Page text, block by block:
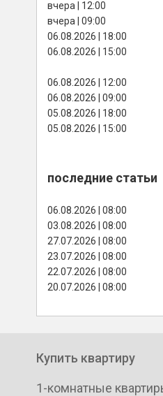
вчера | 12:00
вчера | 09:00
06.08.2026 | 18:00
06.08.2026 | 15:00
06.08.2026 | 12:00
06.08.2026 | 09:00
05.08.2026 | 18:00
05.08.2026 | 15:00
последние статьи
06.08.2026 | 08:00
03.08.2026 | 08:00
27.07.2026 | 08:00
23.07.2026 | 08:00
22.07.2026 | 08:00
20.07.2026 | 08:00
Купить квартиру
1-комнатные